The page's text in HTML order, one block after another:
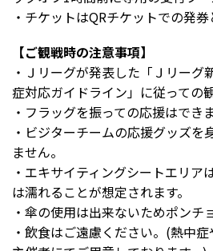
・チケットはQRチケットでの発券
【ご観戦時の注意事項】
・Ｊリーグが発表した「Ｊリーグ
症対応ガイドライン」に従っての
・フラッグを振っての応援はでき
・ビジターチームの応援グッズを
ません。
・エキサイティングシートエリア
は濡れることが想定されます。
・傘の使用は出来ないためポンチ
・飲食はご遠慮ください。(熱中